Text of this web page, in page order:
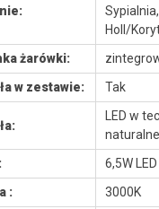
Holl/
żarówki:
w zestawie:
Tak
LED w
6,5W LED
:
3000K